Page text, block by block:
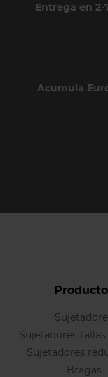
Entrega en
Acumula
Sujetadores
Sujetadores
Bragas